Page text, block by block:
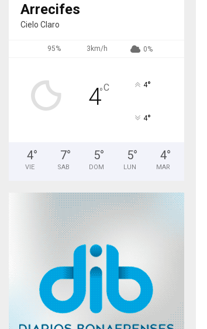
Arrecifes
Cielo Claro
95% 3km/h 0%
4°C 4°
4°
4°
VIE
7°
SAB
5°
DOM
5°
LUN
4°
MAR